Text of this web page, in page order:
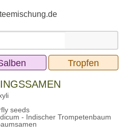
Tropfen
seeds
- Indischer Trompetenbaum